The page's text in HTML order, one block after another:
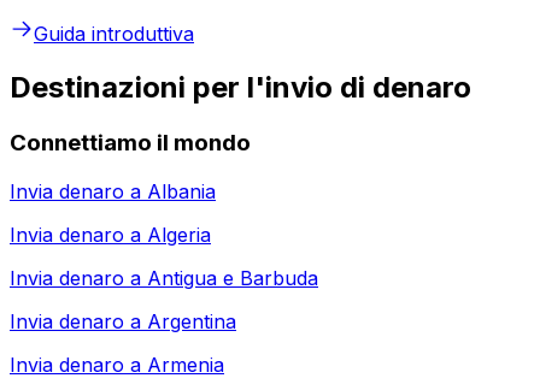
Guida introduttiva
Destinazioni per l'invio di denaro
Connettiamo il mondo
Invia denaro a Albania
Invia denaro a Algeria
Invia denaro a Antigua e Barbuda
Invia denaro a Argentina
Invia denaro a Armenia